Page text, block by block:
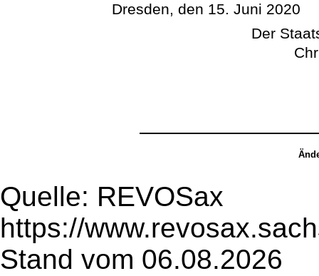
Dresden, den 15. Juni 2020
Der
Quelle: REVOSax
https://
Stand vom 06.08.2026